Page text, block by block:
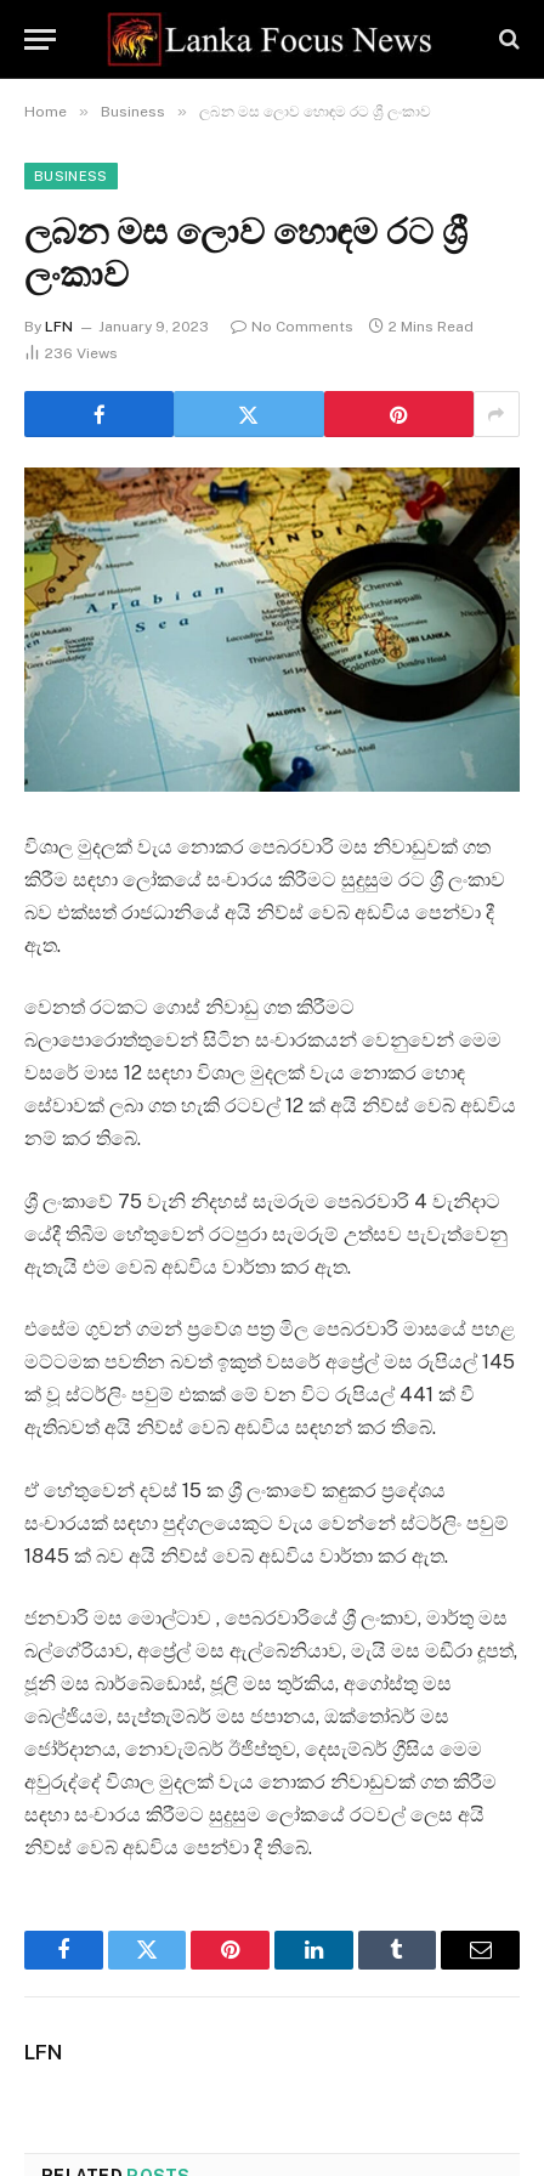
Home » Business » ලබන මස ලොව හොඳම රට ශ්‍රී ලංකාව
BUSINESS
ලබන මස ලොව හොඳම රට ශ්‍රී
ලංකාව
By LFN January 9, 2023 No Comments
2 Mins Read
236 Views
විශාල මුදලක් වැය නොකර පෙබරවාරි මස නිවාඩුවක් ගත
කිරීම සඳහා ලෝකයේ සංචාරය කිරීමට සුදුසුම රට ශ්‍රී ලංකාව
බව එක්සත් රාජධානියේ අයි නිව්ස් වෙබ් අඩවිය පෙන්වා දී
ඇත.
වෙනත් රටකට ගොස් නිවාඩු ගත කිරීමට
බලාපොරොත්තුවෙන් සිටින සංචාරකයන් වෙනුවෙන් මෙම
වසරේ මාස 12 සඳහා විශාල මුදලක් වැය නොකර හොඳ
සේවාවක් ලබා ගත හැකි රටවල් 12 ක් අයි නිව්ස් වෙබ් අඩවිය
නම් කර තිබේ.
ශ්‍රී ලංකාවේ 75 වැනි නිදහස් සැමරුම පෙබරවාරි 4 වැනිදාට
යේදී තිබීම හේතුවෙන් රටපුරා සැමරුම් උත්සව පැවැත්වෙනු
ඇතැයි එම වෙබ් අඩවිය වාර්තා කර ඇත.
එසේම ගුවන් ගමන් ප්‍රවේශ පත්‍ර මිල පෙබරවාරි මාසයේ පහළ
මට්ටමක පවතින බවත් ඉකුත් වසරේ අප්‍රේල් මස රුපියල් 145
ක් වූ ස්ටර්ලිං පවුම් එකක් මේ වන විට රුපියල් 441 ක් වී
ඇතිබවත් අයි නිව්ස් වෙබ් අඩවිය සඳහන් කර තිබේ.
ඒ හේතුවෙන් දවස් 15 ක ශ්‍රී ලංකාවේ කඳුකර ප්‍රදේශය
සංචාරයක් සඳහා පුද්ගලයෙකුට වැය වෙන්නේ ස්ටර්ලිං පවුම්
1845 ක් බව අයි නිව්ස් වෙබ් අඩවිය වාර්තා කර ඇත.
ජනවාරි මස මොල්ටාව , පෙබරවාරියේ ශ්‍රී ලංකාව, මාර්තු මස
බල්ගේරියාව, අප්‍රේල් මස ඇල්බේනියාව, මැයි මස මඩීරා දූපත්,
ජූනි මස බාර්බේඩොස්, ජූලි මස තුර්කිය, අගෝස්තු මස
බෙල්ජියම, සැප්තැම්බර් මස ජපානය, ඔක්තෝබර් මස
ජෝර්දානය, නොවැම්බර් ඊජිප්තුව, දෙසැම්බර් ග්‍රීසිය මෙම
අවුරුද්දේ විශාල මුදලක් වැය නොකර නිවාඩුවක් ගත කිරීම
සඳහා සංචාරය කිරීමට සුදුසුම ලෝකයේ රටවල් ලෙස අයි
නිව්ස් වෙබ් අඩවිය පෙන්වා දී තිබේ.
FacebookTwitter Pinterest LinkedInTumblr Email
LFN